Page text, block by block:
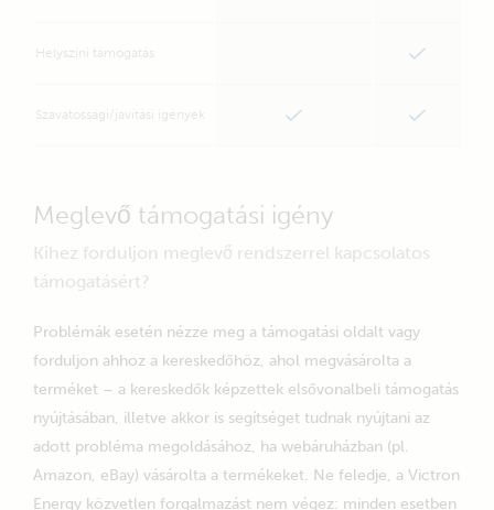
Helyszíni támogatás
Szavatossági/javítási igények
Meglevő támogatási igény
Kihez forduljon meglevő rendszerrel kapcsolatos
támogatásért?
Problémák esetén nézze meg a támogatási oldalt vagy
forduljon ahhoz a kereskedőhöz, ahol megvásárolta a
terméket – a kereskedők képzettek elsővonalbeli támogatás
nyújtásában, illetve akkor is segítséget tudnak nyújtani az
adott probléma megoldásához, ha webáruházban (pl.
Amazon, eBay) vásárolta a termékeket. Ne feledje, a Victron
Energy közvetlen forgalmazást nem végez: minden esetben
Fedezze fel
Letöltések
Szoftver
Adatlapok
Műszaki információk
Rendszervázlatok
Burkolat méretei
Prospektusok
Tanúsítványok
Ez a Victron
Sajtó
Értekesítési vezető keresése